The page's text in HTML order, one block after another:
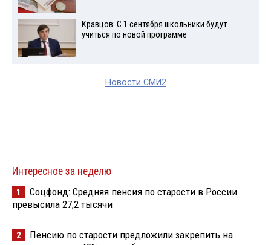
Кравцов: С 1 сентября школьники будут
учиться по новой программе
Новости СМИ2
Интересное за неделю
1
Соцфонд: Средняя пенсия по старости в России
превысила 27,2 тысячи
2
Пенсию по старости предложили закрепить на